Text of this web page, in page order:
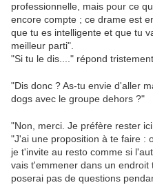
professionnelle, mais pour ce
encore compte ; ce drame est
que tu es intelligente et que tu
meilleur parti".
"Si tu le dis...." répond tristement
"Dis donc ? As-tu envie d'aller
dogs avec le groupe dehors ?"
"Non, merci. Je préfère rester ici
"J'ai une proposition à te faire :
je t'invite au resto comme si
vais t'emmener dans un
poserai pas de questions